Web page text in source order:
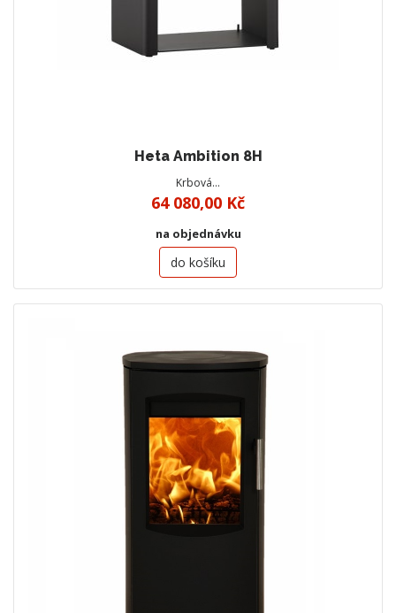
Heta Ambition 8H
Krbová…
64 080,00 Kč
na objednávku
do košíku